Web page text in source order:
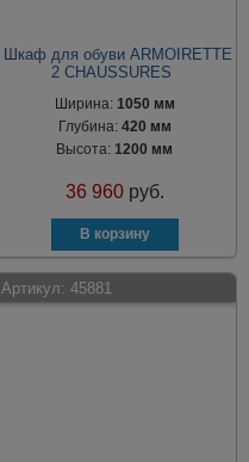
Шкаф для обуви ARMOIRETTE
2 CHAUSSURES
Ширина: 1050 мм
Глубина: 420 мм
Высота:1200 мм
36 960 руб.
Артикул: 45881